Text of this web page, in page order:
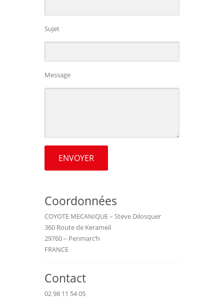
Sujet
Message
Coordonnées
COYOTE MECANIQUE – Steve Dilosquer
360 Route de Kerameil
29760 – Penmarc’h
FRANCE
Contact
02 98 11 54 05